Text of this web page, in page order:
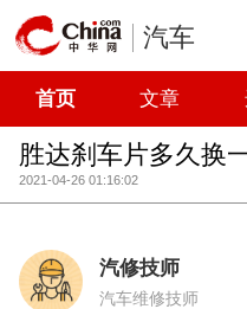
汽车
首页 文章
胜达刹车片多久换
2021-04-26 01:16:02
汽修技师
汽车维修技师